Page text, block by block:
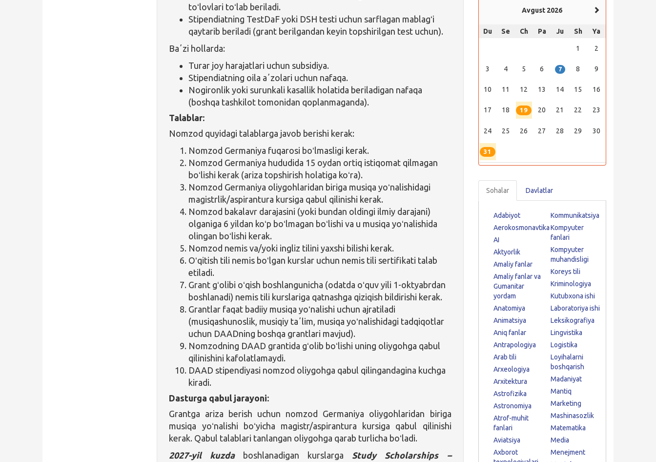
toʻlovlari toʻlab beriladi.
Stipendiatning TestDaF yoki DSH testi uchun sarflagan mablagʻi
qaytarib beriladi (grant berilgandan keyin topshirilgan test uchun).
Baʼzi hollarda:
Turar joy harajatlari uchun subsidiya.
Stipendiatning oila aʼzolari uchun nafaqa.
Nogironlik yoki surunkali kasallik holatida beriladigan nafaqa
(boshqa tashkilot tomonidan qoplanmaganda).
Talablar:
Nomzod quyidagi talablarga javob berishi kerak:
Nomzod Germaniya fuqarosi boʻlmasligi kerak.
Nomzod Germaniya hududida 15 oydan ortiq istiqomat qilmagan
boʻlishi kerak (ariza topshirish holatiga koʻra).
Nomzod Germaniya oliygohlaridan biriga musiqa yoʻnalishidagi
magistrlik/aspirantura kursiga qabul qilinishi kerak.
Nomzod bakalavr darajasini (yoki bundan oldingi ilmiy darajani)
olganiga 6 yildan koʻp boʻlmagan boʻlishi va u musiqa yoʻnalishida
olingan boʻlishi kerak.
Nomzod nemis va/yoki ingliz tilini yaxshi bilishi kerak.
Oʻqitish tili nemis boʻlgan kurslar uchun nemis tili sertifikati talab
etiladi.
Grant gʻolibi oʻqish boshlangunicha (odatda oʻquv yili 1-oktyabrdan
boshlanadi) nemis tili kurslariga qatnashga qiziqish bildirishi kerak.
Grantlar faqat badiiy musiqa yoʻnalishi uchun ajratiladi
(musiqashunoslik, musiqiy taʼlim, musiqa yoʻnalishidagi tadqiqotlar
uchun DAADning boshqa grantlari mavjud).
Nomzodning DAAD grantida gʻolib boʻlishi uning oliygohga qabul
qilinishini kafolatlamaydi.
DAAD stipendiyasi nomzod oliygohga qabul qilingandagina kuchga
kiradi.
Dasturga qabul jarayoni:
Grantga ariza berish uchun nomzod Germaniya oliygohlaridan biriga
musiqa yoʻnalishi boʻyicha magistr/aspirantura kursiga qabul qilinishi
kerak. Qabul talablari tanlangan oliygohga qarab turlicha boʻladi.
2027-yil kuzdaboshlanadigan kurslarga Study Scholarships –
Avgust 2026
Du Se Ch Pa Ju Sh Ya
1 2
3 4 5 6 7 8 9
10 11 12 13 14 15 16
17 18 19 20 21 22 23
24 25 26 27 28 29 30
31
Sohalar Davlatlar
Adabiyot
Aerokosmonavtika
AI
Aktyorlik
Amaliy fanlar
Amaliy fanlar va
Gumanitar
yordam
Anatomiya
Animatsiya
Aniq fanlar
Antrapologiya
Arab tili
Arxeologiya
Arxitektura
Astrofizika
Astronomiya
Atrof-muhit
fanlari
Aviatsiya
Axborot
Kommunikatsiya
Kompyuter
fanlari
Kompyuter
muhandisligi
Koreys tili
Kriminologiya
Kutubxona ishi
Laboratoriya ishi
Leksikografiya
Lingvistika
Logistika
Loyihalarni
boshqarish
Madaniyat
Mantiq
Marketing
Mashinasozlik
Matematika
Media
Menejment